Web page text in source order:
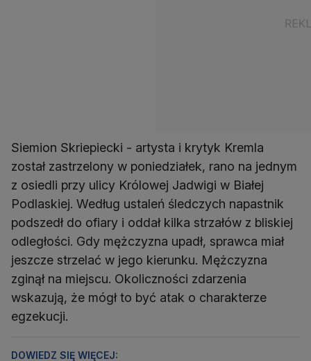
Siemion Skriepiecki - artysta i krytyk Kremla
został zastrzelony w poniedziałek, rano na jednym
z osiedli przy ulicy Królowej Jadwigi w Białej
Podlaskiej. Według ustaleń śledczych napastnik
podszedł do ofiary i oddał kilka strzałów z bliskiej
odległości. Gdy mężczyzna upadł, sprawca miał
jeszcze strzelać w jego kierunku. Mężczyzna
zginął na miejscu. Okoliczności zdarzenia
wskazują, że mógł to być atak o charakterze
egzekucji.
DOWIEDZ SIĘ WIĘCEJ: